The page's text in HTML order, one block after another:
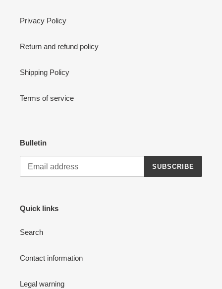
Privacy Policy
Return and refund policy
Shipping Policy
Terms of service
Bulletin
SUBSCRIBE
Quick links
Search
Contact information
Legal warning